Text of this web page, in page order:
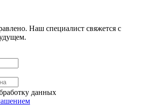
Наш специалист свяжется с
данных